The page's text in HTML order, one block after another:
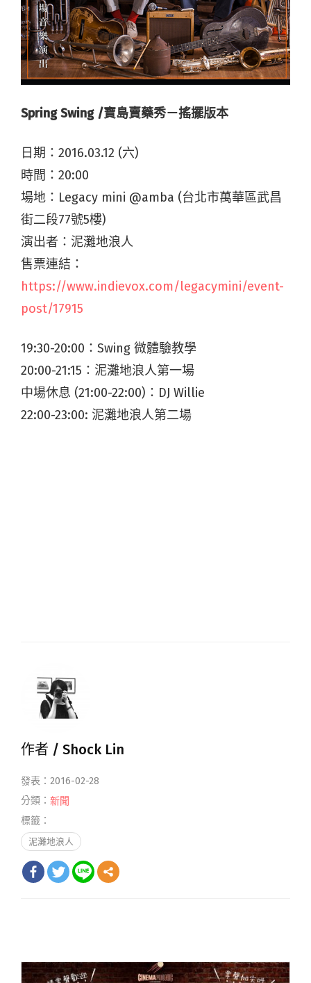
Spring Swing /寶島賣藥秀－搖擺版本
日期：2016.03.12 (六)
時間：20:00
場地：Legacy mini @amba (台北市萬華區武昌
街二段77號5樓)
演出者：泥灘地浪人
售票連結：
https://www.indievox.com/legacymini/event-
post/17915
19:30-20:00：Swing 微體驗教學
20:00-21:15：泥灘地浪人第一場
中場休息 (21:00-22:00)：DJ Willie
22:00-23:00: 泥灘地浪人第二場
作者 / Shock Lin
發表：2016-02-28
分類： 新聞
標籤：
泥灘地浪人